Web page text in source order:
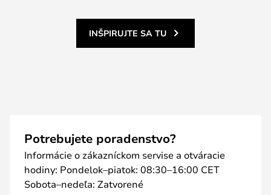
INŠPIRUJTE SA TU
Potrebujete poradenstvo?
Informácie o zákazníckom servise a otváracie
hodiny: Pondelok–piatok: 08:30–16:00 CET
Sobota–nedeľa: Zatvorené